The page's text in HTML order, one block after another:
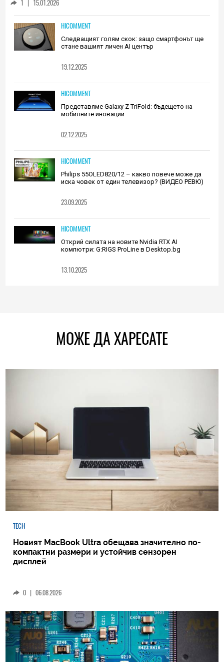
1 15.01.2026
HICOMMENT
Следващият голям скок: защо смартфонът ще
стане вашият личен AI център
19.12.2025
HICOMMENT
Представяме Galaxy Z TriFold: бъдещето на
мобилните иновации
02.12.2025
HICOMMENT
Philips 55OLED820/12 – какво повече може да
иска човек от един телевизор? (ВИДЕО РЕВЮ)
23.09.2025
HICOMMENT
Открий силата на новите Nvidia RTX AI
компютри: G:RIGS ProLine в Desktop.bg
13.10.2025
МОЖЕ ДА ХАРЕСАТЕ
TECH
Новият MacBook Ultra обещава значително по-
компактни размери и устойчив сензорен
дисплей
0 | 06.08.2026